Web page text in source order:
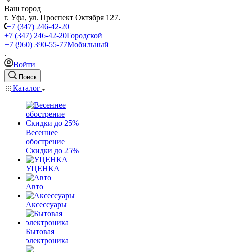
Ваш город
г. Уфа, ул. Проспект Октября 127
+7 (347) 246-42-20
+7 (347) 246-42-20Городской
+7 (960) 390-55-77Мобильный
Войти
Поиск
Каталог
Весеннее
обострение
Скидки до 25%
УЦЕНКА
Авто
Аксессуары
Бытовая
электроника